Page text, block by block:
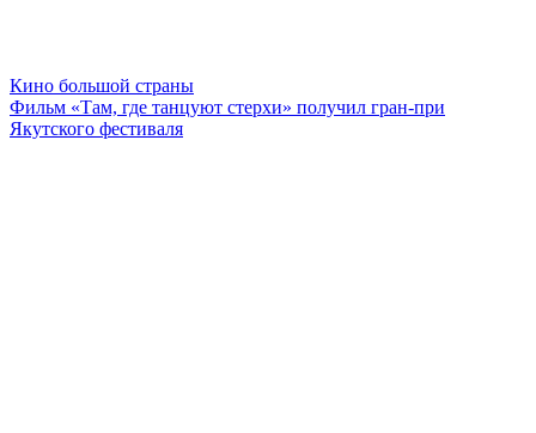
Кино большой страны
Фильм «Там, где танцуют стерхи» получил гран-при
Якутского фестиваля